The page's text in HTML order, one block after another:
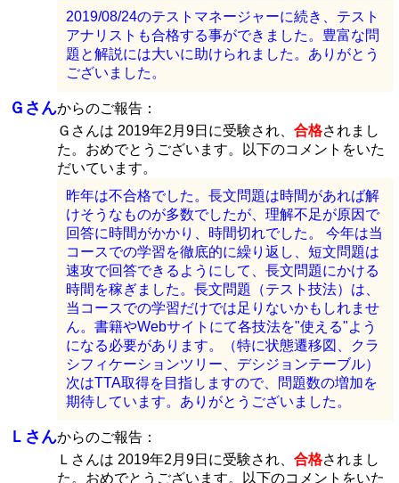
2019/08/24のテストマネージャーに続き、テスト
アナリストも合格する事ができました。豊富な問
題と解説には大いに助けられました。ありがとう
ございました。
Ｇさんからのご報告：
Ｇさんは 2019年2月9日に受験され、 合格されまし
た。おめでとうございます。以下のコメントをいた
だいています。
昨年は不合格でした。長文問題は時間があれば解
けそうなものが多数でしたが、理解不足が原因で
回答に時間がかかり、時間切れでした。 今年は当
コースでの学習を徹底的に繰り返し、短文問題は
速攻で回答できるようにして、長文問題にかける
時間を稼ぎました。長文問題（テスト技法）は、
当コースでの学習だけでは足りないかもしれませ
ん。書籍やWebサイトにて各技法を"使える"よう
になる必要があります。（特に状態遷移図、クラ
シフィケーションツリー、デシジョンテーブル）
次はTTA取得を目指しますので、問題数の増加を
期待しています。ありがとうございました。
Ｌさんからのご報告：
Ｌさんは 2019年2月9日に受験され、 合格されまし
た。おめでとうございます。以下のコメントをいた